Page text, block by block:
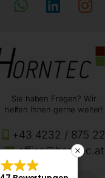
Sie haben Fragen? Wir
helfen Ihnen gerne weiter!
+43 4232 / 875 22
office@horntec.at